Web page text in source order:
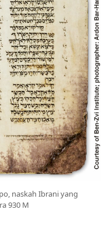
naskah Ibrani yang
930 M